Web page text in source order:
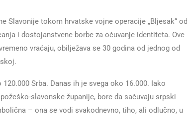
Slavonije tokom hrvatske vojne operacije „Bljesak“ od
i dostojanstvene borbe za očuvanje identiteta. Ove
vraćaju, obilježava se 30 godina od jednog od
Srba. Danas ih je svega oko 16.000. Iako
slavonske županije, bore da sačuvaju srpski
– ona se vodi svakodnevno, tiho, ali odlučno, u